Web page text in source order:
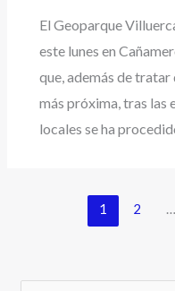
El Geoparque
este lunes en
que, además de
más próxima, tras las
locales se ha
1 2 …